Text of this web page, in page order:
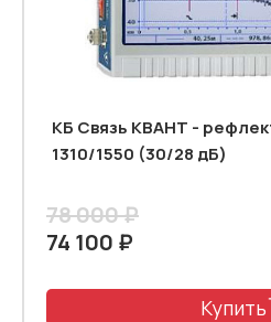
КБ Связь КВАНТ -
1310/1550 (30/28 дБ)
78 000 ₽
74 100 ₽
Купить